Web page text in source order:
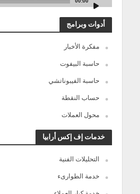
أدوات وبرامج
مفكرة الأخبار
حاسبة البيفوت
حاسبة الفيبوناتشي
حساب النقطة
محول العملات
خدمات إف إكس أرابيا
التحليلات الفنية
خدمة الطوارىء